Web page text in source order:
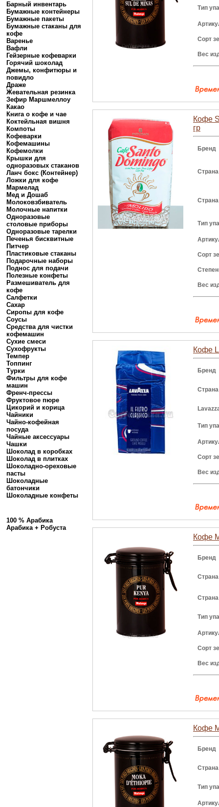
Барный инвентарь
Бумажные контейнеры
Бумажные пакеты
Бумажные стаканы для
кофе
Варенье
Вафли
Гейзерные кофеварки
Горячий шоколад
Джемы, конфитюры и
повидло
Драже
Жевательная резинка
Зефир Маршмеллоу
Какао
Книга о кофе и чае
Коктейльная вишня
Компоты
Кофеварки
Кофемашины
Кофемолки
Крышки для
одноразовых стаканов
Ланч бокс (Контейнер)
Ложки для кофе
Мармелад
Мед и Дошаб
Молоковзбиватель
Молочные напитки
Одноразовые
столовые приборы
Одноразовые тарелки
Печенья бисквитные
Питчер
Пластиковые стаканы
Подарочные наборы
Поднос для подачи
Полезные конфеты
Размешиватель для
кофе
Салфетки
Сахар
Сиропы для кофе
Соусы
Средства для чистки
кофемашин
Сухие смеси
Сухофрукты
Темпер
Топпинг
Турки
Фильтры для кофе
машин
Френч-прессы
Фруктовое пюре
Цикорий и корица
Чайники
Чайно-кофейная
посуда
Чайные аксессуары
Чашки
Шоколад в коробках
Шоколад в плитках
Шоколадно-ореховые
пасты
Шоколадные
батончики
Шоколадные конфеты
100 % Арабика
Арабика + Робуста
Тип
Сорт
Вес
Кофе
гр
Бренд
Тип
Сорт
Вес
Кофе
Бренд
Тип
Сорт
Вес
Кофе
Бренд
Тип
Сорт
Вес
Кофе
Бренд
Тип